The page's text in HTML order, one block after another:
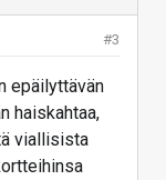
#3
epäilyttävän
haiskahtaa,
viallisista